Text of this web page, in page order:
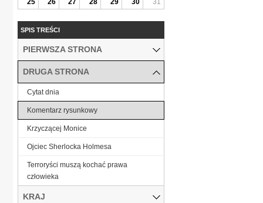
SPIS TREŚCI
PIERWSZA STRONA
DRUGA STRONA
Cytat dnia
Komentarz rysunkowy
Krzyczącej Monice
Ojciec Sherlocka Holmesa
Terroryści muszą kochać prawa
człowieka
KRAJ